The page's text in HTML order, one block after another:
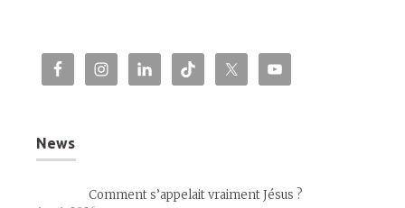
News
Comment s’appelait vraiment Jésus ?